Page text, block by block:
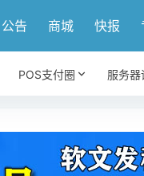
公告 商城 快报
POS支付圈 服务器